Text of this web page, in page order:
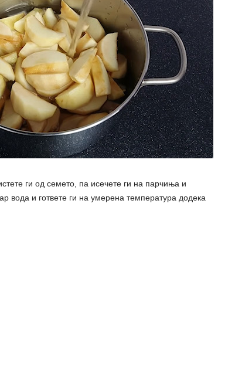
ги од семето, па исечете ги на парчиња и
вода и гответе ги на умерена температура додека